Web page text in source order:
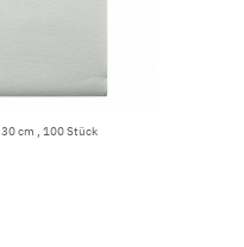
cm , 100 Stück